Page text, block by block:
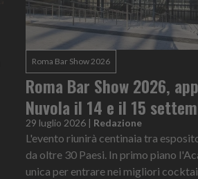
Roma Bar Show 2026
Roma Bar Show 2026,
Nuvola il 14 e il 15
29 luglio 2026 | Redazione
L'evento riunirà centinaia tra
da oltre 30 Paesi. In primo piano
unica per entrare nei migliori